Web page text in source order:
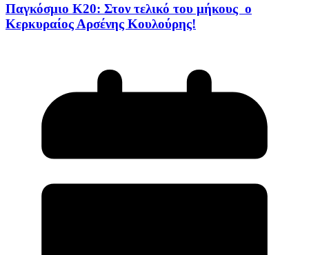
Παγκόσμιο Κ20: Στον τελικό του μήκους ο
Κερκυραίος Αρσένης Κουλούρης!